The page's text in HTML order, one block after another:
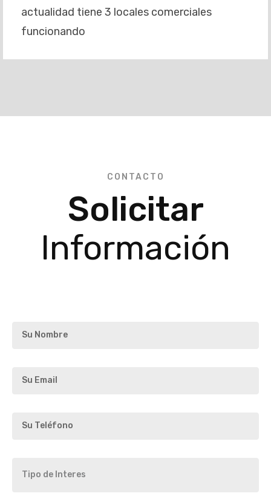
actualidad tiene 3 locales comerciales
funcionando
CONTACTO
Solicitar
Información